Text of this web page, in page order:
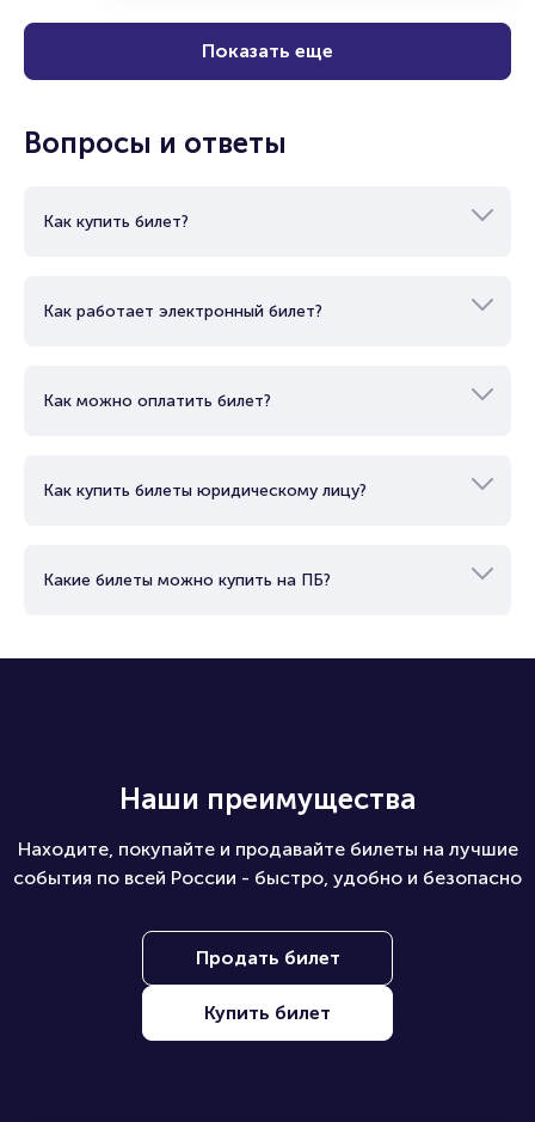
Показать еще
Вопросы и ответы
Как купить билет?
Как работает электронный билет?
Как можно оплатить билет?
Как купить билеты юридическому лицу?
Какие билеты можно купить на ПБ?
Наши преимущества
Находите, покупайте и продавайте билеты на лучшие
события по всей России - быстро, удобно и безопасно
Продать билет
Купить билет